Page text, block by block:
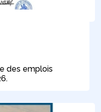
des emplois